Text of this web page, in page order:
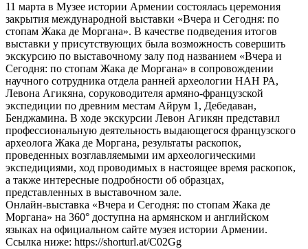
11 марта в Музее истории Армении состоялась церемония
закрытия международной выставки «Вчера и Сегодня: по
стопам Жака де Моргана». В качестве подведения итогов
выставки у присутствующих была возможность совершить
экскурсию по выставочному залу под названием «Вчера и
Сегодня: по стопам Жака де Моргана» в сопровождении
научного сотрудника отдела ранней археологии НАН РА,
Левона Агикяна, соруководителя армяно-французской
экспедиции по древним местам Айрум 1, Дебедаван,
Бенджамина. В ходе экскурсии Левон Агикян представил
профессиональную деятельность выдающегося французского
археолога Жака де Моргана, результаты раскопок,
проведенных возглавляемыми им археологическими
экспедициями, ход проводимых в настоящее время раскопок,
а также интересные подробности об образцах,
представленных в выставочном зале.
Онлайн-выставка «Вчера и Сегодня: по стопам Жака де
Моргана» на 360° доступна на армянском и английском
языках на официальном сайте музея истории Армении.
Ссылка ниже: https://shorturl.at/C02Gg